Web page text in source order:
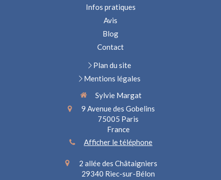
Infos pratiques
Avis
Blog
Contact
Plan du site
Mentions légales
Sylvie Margat
9 Avenue des Gobelins
75005 Paris
France
Afficher le téléphone
2 allée des Châtaigniers
29340 Riec-sur-Bélon